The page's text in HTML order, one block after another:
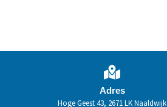
Adres
Hoge Geest 43, 2671 LK Naaldwijk